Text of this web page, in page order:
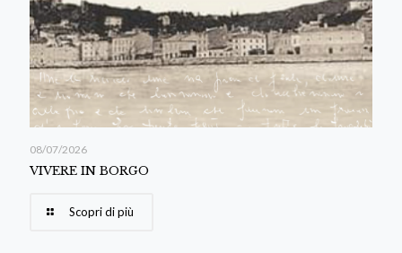
08/07/2026
VIVERE IN BORGO
Scopri di più